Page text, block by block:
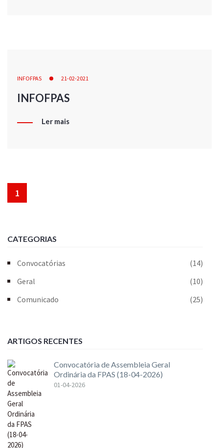
INFOFPAS 21-02-2021
INFOFPAS
Ler mais
1
CATEGORIAS
Convocatórias
(14)
Geral
(10)
Comunicado
(25)
ARTIGOS RECENTES
Convocatória de Assembleia Geral
Ordinária da FPAS (18-04-2026)
01-04-2026